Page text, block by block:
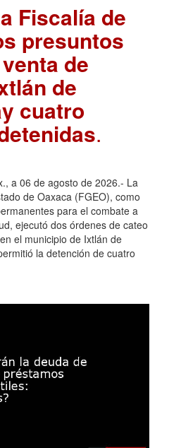
Fiscalía de
presuntos
de
de
cuatro
.
a 06 de agosto de 2026.- La
de Oaxaca (FGEO), como
para el combate a
ejecutó dos órdenes de cateo
el municipio de Ixtlán de
la detención de cuatro